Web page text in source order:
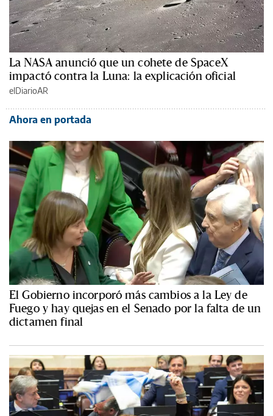
La NASA anunció que un cohete de SpaceX
impactó contra la Luna: la explicación oficial
elDiarioAR
Ahora en portada
El Gobierno incorporó más cambios a la Ley de
Fuego y hay quejas en el Senado por la falta de un
dictamen final